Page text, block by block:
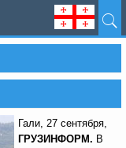
Гали, 27 сентября,
ГРУЗИНФОРМ. В